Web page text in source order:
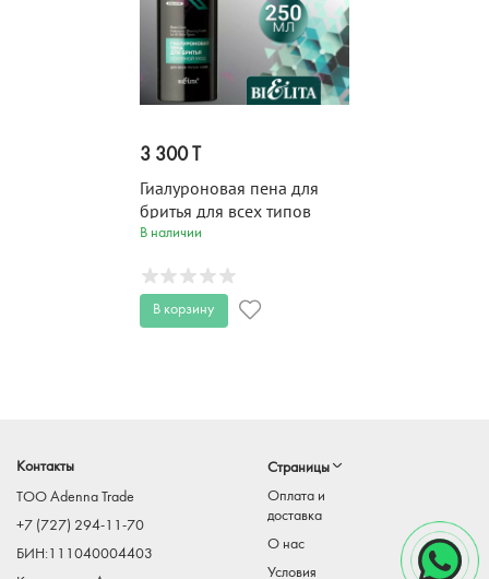
3 300 T
Гиалуроновая пена для
бритья для всех типов
кожи BELITA FOR MEN 250
В наличии
В корзину
Контакты
TOO Adenna Trade
+7 (727) 294-11-70
БИН:111040004403
Страницы
Оплата и
доставка
О нас
Условия